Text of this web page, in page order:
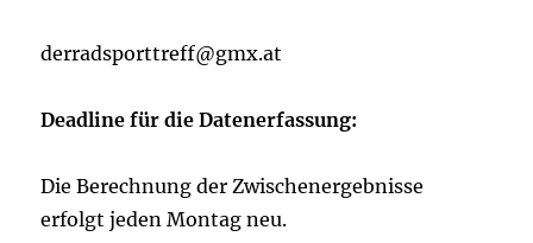
derradsporttreff@gmx.at
Deadline für die Datenerfassung:
Die Berechnung der Zwischenergebnisse
erfolgt jeden Montag neu.